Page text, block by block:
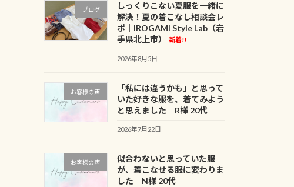
ブログ
しっくりこない夏服を一緒に
解決！夏の着こなし相談会レ
ポ｜IROGAMI Style Lab（岩
手県北上市）
新着!!
2026年8月5日
お客様の声
「私には違うかも」と思って
いた好きな服を、着てみよう
と思えました｜R様 20代
2026年7月22日
お客様の声
似合わないと思っていた服
が、着こなせる服に変わりま
した｜N様 20代